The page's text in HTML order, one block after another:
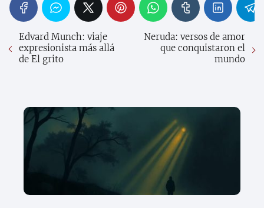
Edvard Munch: viaje
expresionista más allá
de El grito
Neruda: versos de amor
que conquistaron el
mundo